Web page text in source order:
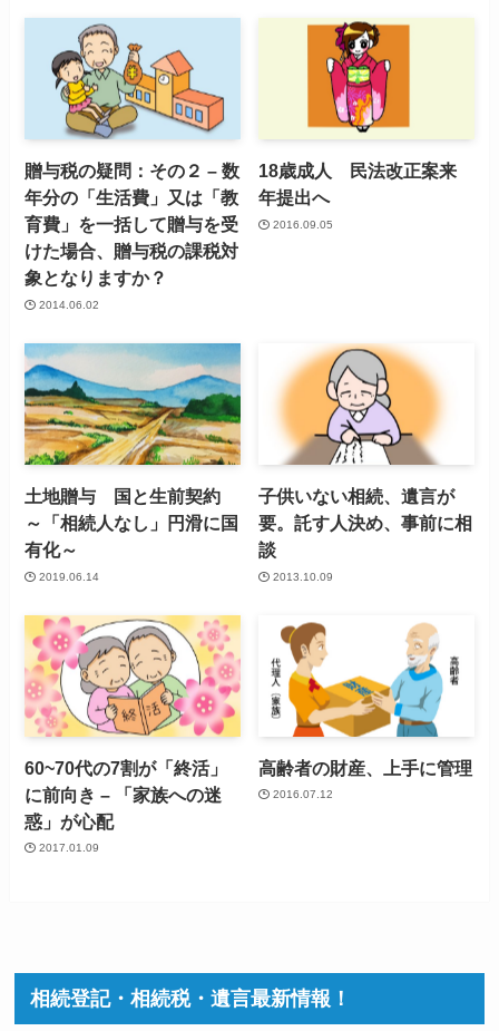
贈与税の疑問：その２ – 数
年分の「生活費」又は「教
育費」を一括して贈与を受
けた場合、贈与税の課税対
象となりますか？
2014.06.02
18歳成人 民法改正案来
年提出へ
2016.09.05
土地贈与 国と生前契約
～「相続人なし」円滑に国
有化～
2019.06.14
子供いない相続、遺言が
要。託す人決め、事前に相
談
2013.10.09
60~70代の7割が「終活」
に前向き – 「家族への迷
惑」が心配
2017.01.09
高齢者の財産、上手に管理
2016.07.12
相続登記・相続税・遺言最新情報！